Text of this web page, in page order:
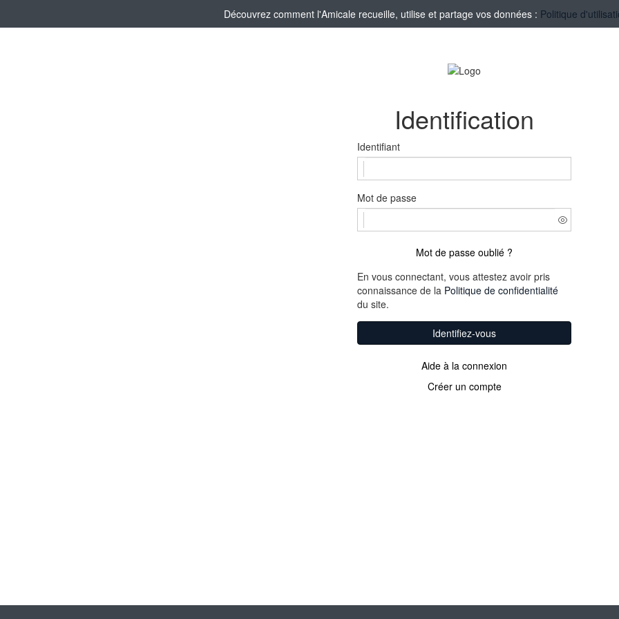
Découvrez comment l'Amicale recueille, utilise et partage vos données : Politique
Identification
Identifiant
Mot de passe
Mot de passe oublié ?
En vous connectant, vous attestez avoir pris
connaissance de la Politique de confidentialité
du site.
Identifiez-vous
Aide à la connexion
Créer un compte